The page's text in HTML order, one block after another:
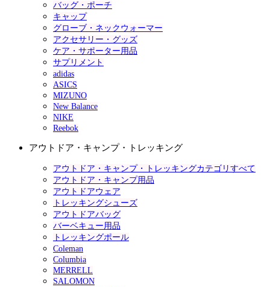
バッグ・ポーチ
キャップ
グローブ・ネックウォーマー
アクセサリー・グッズ
ケア・サポーター用品
サプリメント
adidas
ASICS
MIZUNO
New Balance
NIKE
Reebok
アウトドア・キャンプ・トレッキング
アウトドア・キャンプ・トレッキングカテゴリすべて
アウトドア・キャンプ用品
アウトドアウェア
トレッキングシューズ
アウトドアバッグ
バーベキュー用品
トレッキングポール
Coleman
Columbia
MERRELL
SALOMON